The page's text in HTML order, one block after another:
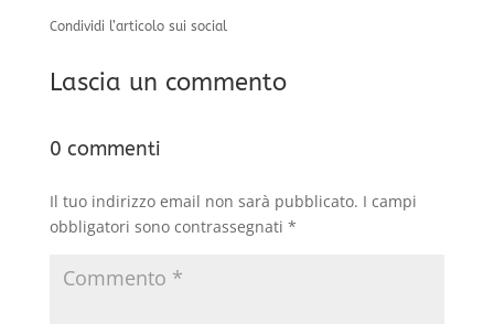
Condividi l’articolo sui social
Lascia un commento
0 commenti
Il tuo indirizzo email non sarà pubblicato. I campi
obbligatori sono contrassegnati *